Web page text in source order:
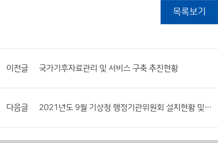
목록보기
이전글 국가기후자료관리 및 서비스 구축 추진현황
다음글 2021년도 9월 기상청 행정기관위원회 설치현황 및 활동내역서